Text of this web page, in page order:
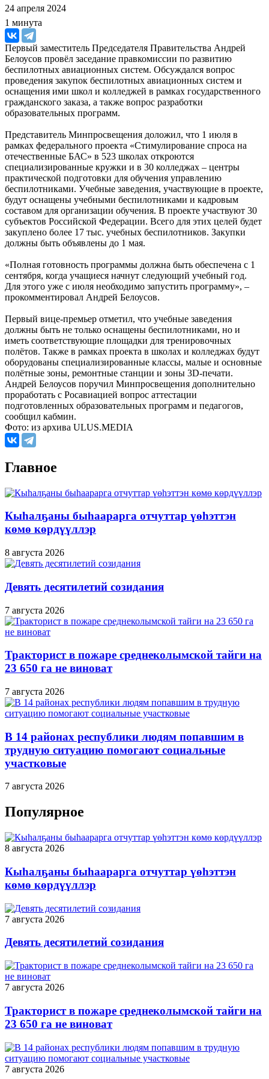
24 апреля 2024
1 минута
Первый заместитель Председателя Правительства Андрей
Белоусов провёл заседание правкомиссии по развитию
беспилотных авиационных систем. Обсуждался вопрос
проведения закупок беспилотных авиационных систем и
оснащения ими школ и колледжей в рамках государственного
гражданского заказа, а также вопрос разработки
образовательных программ.
Представитель Минпросвещения доложил, что 1 июля в
рамках федерального проекта «Стимулирование спроса на
отечественные БАС» в 523 школах откроются
специализированные кружки и в 30 колледжах – центры
практической подготовки для обучения управлению
беспилотниками. Учебные заведения, участвующие в проекте,
будут оснащены учебными беспилотниками и кадровым
составом для организации обучения. В проекте участвуют 30
субъектов Российской Федерации. Всего для этих целей будет
закуплено более 17 тыс. учебных беспилотников. Закупки
должны быть объявлены до 1 мая.
«Полная готовность программы должна быть обеспечена с 1
сентября, когда учащиеся начнут следующий учебный год.
Для этого уже с июля необходимо запустить программу», –
прокомментировал Андрей Белоусов.
Первый вице-премьер отметил, что учебные заведения
должны быть не только оснащены беспилотниками, но и
иметь соответствующие площадки для тренировочных
полётов. Также в рамках проекта в школах и колледжах будут
оборудованы специализированные классы, малые и основные
полётные зоны, ремонтные станции и зоны 3D-печати.
Андрей Белоусов поручил Минпросвещения дополнительно
проработать с Росавиацией вопрос аттестации
подготовленных образовательных программ и педагогов,
сообщил кабмин.
Фото: из архива ULUS.MEDIA
Главное
Кыһалҕаны быһаарарга отчуттар үөһэттэн
көмө көрдүүллэр
8 августа 2026
Девять десятилетий созидания
7 августа 2026
Тракторист в пожаре среднеколымской тайги на
23 650 га не виноват
7 августа 2026
В 14 районах республики людям попавшим в
трудную ситуацию помогают социальные
участковые
7 августа 2026
Популярное
8 августа 2026
Кыһалҕаны быһаарарга отчуттар үөһэттэн
көмө көрдүүллэр
7 августа 2026
Девять десятилетий созидания
7 августа 2026
Тракторист в пожаре среднеколымской тайги на
23 650 га не виноват
7 августа 2026